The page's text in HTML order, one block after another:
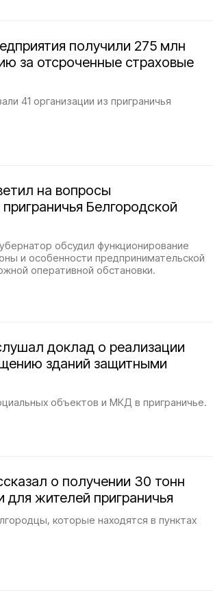
получили 275 млн
за отсроченные страховые
41 организации из приграничья
на вопросы
Белгородской
обсудил функционирование
и особенности предпринимательской
оперативной обстановки.
доклад о реализации
зданий защитными
объектов и МКД в приграничье.
о получении 30 тонн
жителей приграничья
которые находятся в пунктах